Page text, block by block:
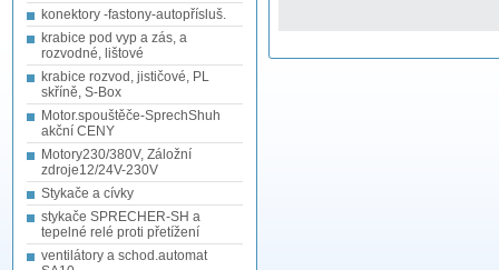
konektory -fastony-autopřísluš.
krabice pod vyp a zás, a
rozvodné, lištové
krabice rozvod, jističové, PL
skříně, S-Box
Motor.spouštěče-SprechShuh
akční CENY
Motory230/380V, Záložní
zdroje12/24V-230V
Stykače a cívky
stykače SPRECHER-SH a
tepelné relé proti přetížení
ventilátory a schod.automat